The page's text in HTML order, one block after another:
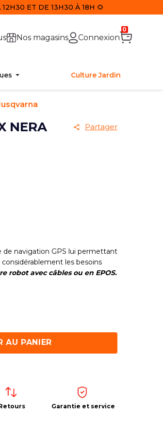
ET DE 13H30 À 18H 🌻
Nos magasins Connexion
0
Culture Jardin
NERA
Partager
navigation GPS lui permettant
les besoins
robot avec câbles ou en EPOS.
AU PANIER
Garantie et service